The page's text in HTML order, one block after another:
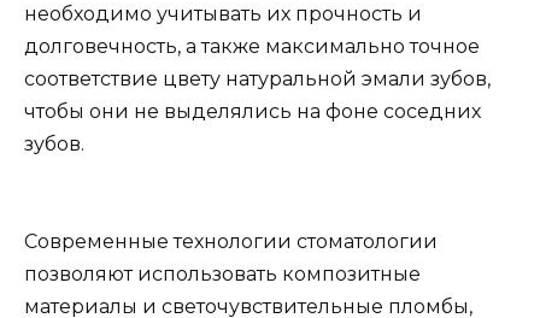
необходимо учитывать их прочность и
долговечность, а также максимально точное
соответствие цвету натуральной эмали зубов,
чтобы они не выделялись на фоне соседних
зубов.
Современные технологии стоматологии
позволяют использовать композитные
материалы и светочувствительные пломбы,